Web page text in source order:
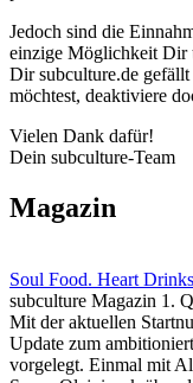
Jedoch sind die
einzige Möglichkeit Dir
Dir subculture.de
möchtest, deaktiviere
Vielen Dank dafür!
Dein subculture-Team
Magazin
Soul Food. Heart
subculture Magazin 1.
Mit der aktuellen
Update zum
vorgelegt. Einmal mit